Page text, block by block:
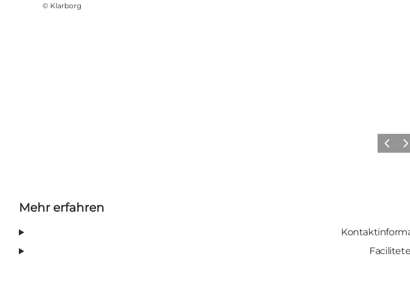
© Klarborg
Zurück
Mehr erfahren